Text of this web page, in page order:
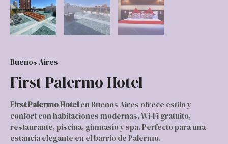
Buenos Aires
First Palermo Hotel
First Palermo Hotelen Buenos Aires ofrece estilo y
confort con habitaciones modernas, Wi-Fi gratuito,
restaurante, piscina, gimnasio y spa. Perfecto para una
estancia elegante en el barrio de Palermo.